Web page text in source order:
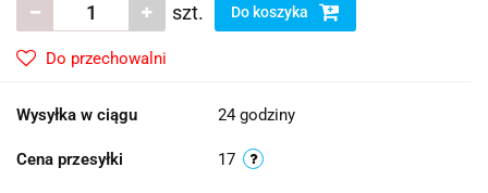
szt. Do koszyka
Do przechowalni
Wysyłka w ciągu 24 godziny
Cena przesyłki 17